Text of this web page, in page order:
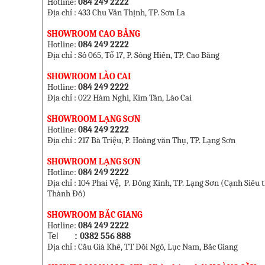
Địa chỉ : 433 Chu Văn Thịnh,TP. Sơn La
SHOWROOM CAO BẰNG
Hotline:084 249 2222
Địa chỉ : Số 065, Tổ 17, P. Sông Hiến, TP. Cao Bằng
SHOWROOM LÀO CAI
Hotline:084 249 2222
Địa chỉ : 022 Hàm Nghi, Kim Tân, Lào Cai
SHOWROOM LẠNG SƠN
Hotline:084 249 2222
Địa chỉ : 217 Bà Triệu, P. Hoàng văn Thụ, TP. Lạng Sơn
SHOWROOM LẠNG SƠN
Hotline:084 249 2222
Địa chỉ : 104 Phai Vệ, P. Đông Kinh, TP. Lạng Sơn (Cạnh Siêu
Thành Đô)
SHOWROOM BẮC GIANG
Hotline:084 249 2222
Tel :0382 556 888
Địa chỉ : Cầu Già Khê, TT Đồi Ngô, Lục Nam, Bắc Giang